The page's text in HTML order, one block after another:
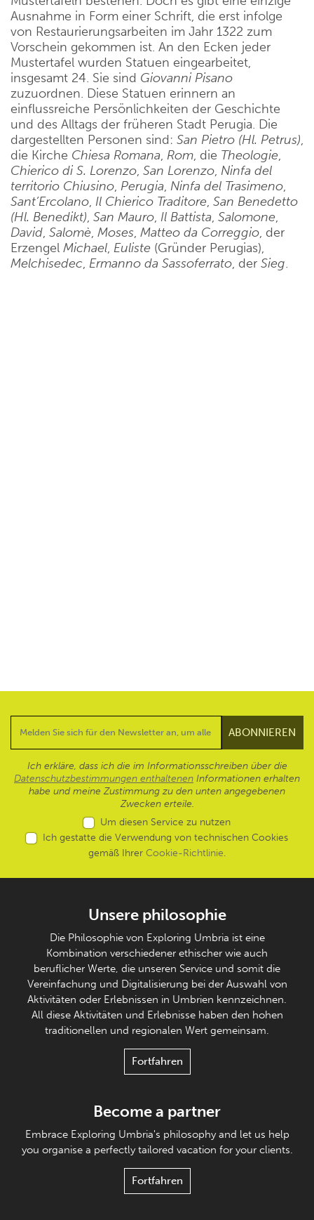
Ausnahme in Form einer Schrift, die erst infolge
von Restaurierungsarbeiten im Jahr 1322 zum
Vorschein gekommen ist. An den Ecken jeder
Mustertafel wurden Statuen eingearbeitet,
insgesamt 24. Sie sind Giovanni Pisano
zuzuordnen. Diese Statuen erinnern an
einflussreiche Persönlichkeiten der Geschichte
und des Alltags der früheren Stadt Perugia. Die
dargestellten Personen sind: San Pietro (Hl. Petrus),
die Kirche Chiesa Romana, Rom, die Theologie,
Chierico di S. Lorenzo, San Lorenzo, Ninfa del
territorio Chiusino, Perugia, Ninfa del Trasimeno,
Sant’Ercolano, Il Chierico Traditore, San Benedetto
(Hl. Benedikt), San Mauro, Il Battista, Salomone,
David, Salomè, Moses, Matteo da Correggio, der
Erzengel Michael, Euliste (Gründer Perugias),
Melchisedec, Ermanno da Sassoferrato, der Sieg.
Ich erkläre, dass ich die im Informationsschreiben über die
Datenschutzbestimmungen enthaltenen Informationen erhalten
habe und meine Zustimmung zu den unten angegebenen
Zwecken erteile.
Um diesen Service zu nutzen
Ich gestatte die Verwendung von technischen Cookies
gemäß Ihrer Cookie-Richtlinie.
Unsere philosophie
Die Philosophie von Exploring Umbria ist eine
Kombination verschiedener ethischer wie auch
beruflicher Werte, die unseren Service und somit die
Vereinfachung und Digitalisierung bei der Auswahl von
Aktivitäten oder Erlebnissen in Umbrien kennzeichnen.
All diese Aktivitäten und Erlebnisse haben den hohen
traditionellen und regionalen Wert gemeinsam.
Fortfahren
Become a partner
Embrace Exploring Umbria's philosophy and let us help
you organise a perfectly tailored vacation for your clients.
Fortfahren